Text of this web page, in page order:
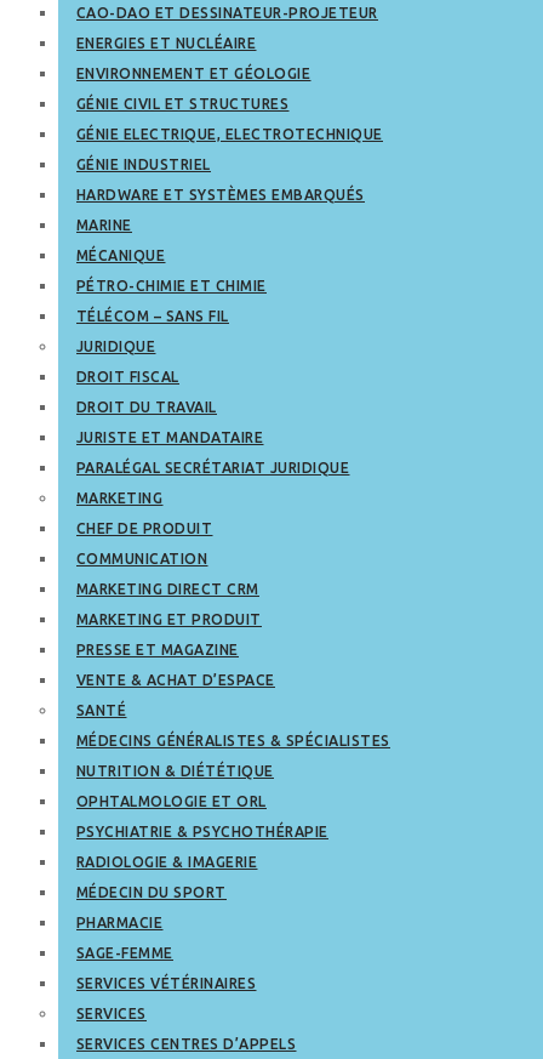
CAO-DAO ET DESSINATEUR-PROJETEUR
ENERGIES ET NUCLÉAIRE
ENVIRONNEMENT ET GÉOLOGIE
GÉNIE CIVIL ET STRUCTURES
GÉNIE ELECTRIQUE, ELECTROTECHNIQUE
GÉNIE INDUSTRIEL
HARDWARE ET SYSTÈMES EMBARQUÉS
MARINE
MÉCANIQUE
PÉTRO-CHIMIE ET CHIMIE
TÉLÉCOM – SANS FIL
JURIDIQUE
DROIT FISCAL
DROIT DU TRAVAIL
JURISTE ET MANDATAIRE
PARALÉGAL SECRÉTARIAT JURIDIQUE
MARKETING
CHEF DE PRODUIT
COMMUNICATION
MARKETING DIRECT CRM
MARKETING ET PRODUIT
PRESSE ET MAGAZINE
VENTE & ACHAT D’ESPACE
SANTÉ
MÉDECINS GÉNÉRALISTES & SPÉCIALISTES
NUTRITION & DIÉTÉTIQUE
OPHTALMOLOGIE ET ORL
PSYCHIATRIE & PSYCHOTHÉRAPIE
RADIOLOGIE & IMAGERIE
MÉDECIN DU SPORT
PHARMACIE
SAGE-FEMME
SERVICES VÉTÉRINAIRES
SERVICES
SERVICES CENTRES D’APPELS